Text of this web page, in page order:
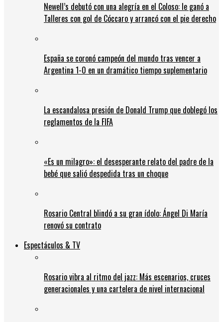
Newell’s debutó con una alegría en el Coloso: le ganó a
Talleres con gol de Cóccaro y arrancó con el pie derecho
España se coronó campeón del mundo tras vencer a
Argentina 1-0 en un dramático tiempo suplementario
La escandalosa presión de Donald Trump que doblegó los
reglamentos de la FIFA
«Es un milagro»: el desesperante relato del padre de la
bebé que salió despedida tras un choque
Rosario Central blindó a su gran ídolo: Ángel Di María
renovó su contrato
Espectáculos & TV
Rosario vibra al ritmo del jazz: Más escenarios, cruces
generacionales y una cartelera de nivel internacional